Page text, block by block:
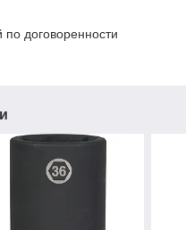
по договоренности